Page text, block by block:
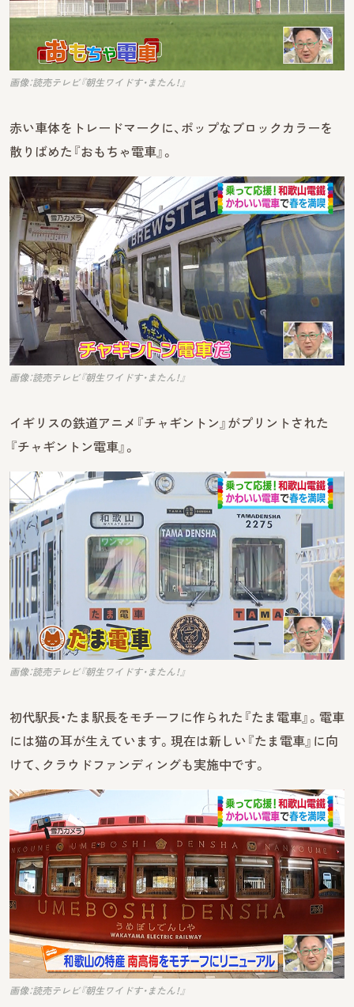
画像：読売テレビ『朝生ワイドす・またん！』
赤い車体をトレードマークに、ポップなブロックカラーを
散りばめた『おもちゃ電車』。
画像：読売テレビ『朝生ワイドす・またん！』
イギリスの鉄道アニメ『チャギントン』がプリントされた
『チャギントン電車』。
画像：読売テレビ『朝生ワイドす・またん！』
初代駅長・たま駅長をモチーフに作られた『たま電車』。電車
には猫の耳が生えています。現在は新しい『たま電車』に向
けて、クラウドファンディングも実施中です。
画像：読売テレビ『朝生ワイドす・またん！』